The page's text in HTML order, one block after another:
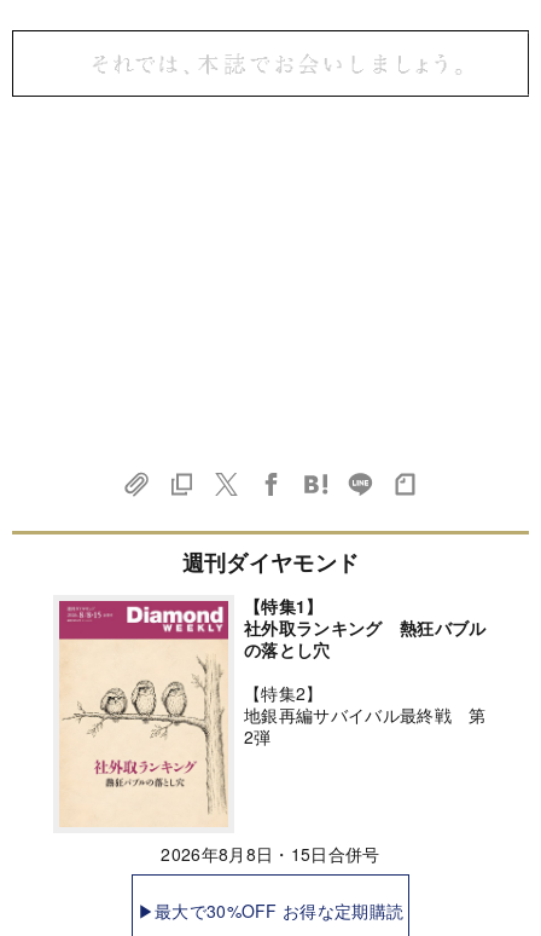
週刊ダイヤモンド
【特集1】
社外取ランキング 熱狂バブル
の落とし穴
【特集2】
地銀再編サバイバル最終戦 第
2弾
2026年8月8日・15日合併号
▶最大で30%OFF お得な定期購読